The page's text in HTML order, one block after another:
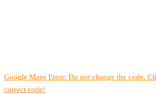
Google Maps Error: Do not change the code.
correct code!